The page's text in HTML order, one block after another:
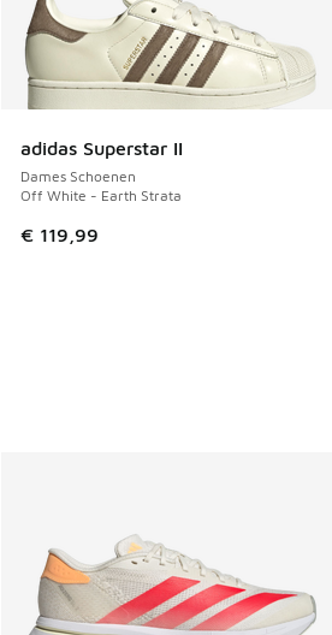
adidas Superstar II
Dames Schoenen
Off White - Earth Strata
€ 119,99